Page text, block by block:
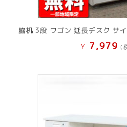
脇机 3段 ワゴン 延長デスク サ
¥ 7,979 (